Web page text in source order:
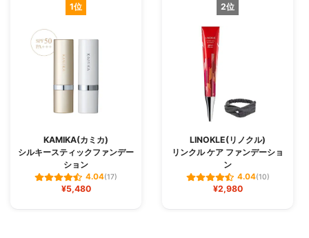
1位
KAMIKA(カミカ)
シルキースティックファンデー
ション
4.04(17)
¥5,480
2位
LINOKLE(リノクル)
リンクル ケア ファンデーショ
ン
4.04(10)
¥2,980